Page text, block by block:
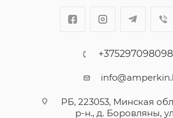
+375297098098
РБ, 223053, Минская
р-н., д. Боровляны,